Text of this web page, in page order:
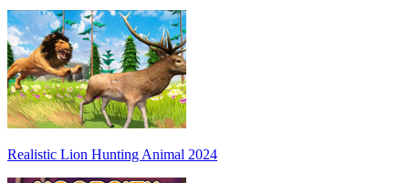
Realistic Lion Hunting Animal 2024